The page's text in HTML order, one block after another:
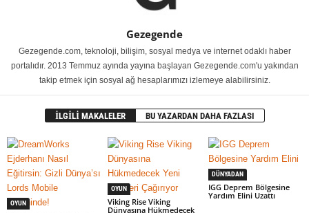
Gezegende
Gezegende.com, teknoloji, bilişim, sosyal medya ve internet odaklı haber
portalıdır. 2013 Temmuz ayında yayına başlayan Gezegende.com'u yakından
takip etmek için sosyal ağ hesaplarımızı izlemeye alabilirsiniz.
İLGİLİ MAKALELER BU YAZARDAN DAHA FAZLASI
OYUN
OYUN
Viking Rise Viking
Dünyasına Hükmedecek
DÜNYADAN
IGG Deprem Bölgesine
Yardım Elini Uzattı